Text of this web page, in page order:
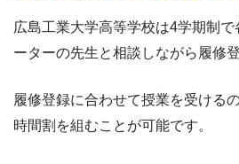
広島工業大学高等学校は4学期制で
ーターの先生と相談しながら履修
履修登録に合わせて授業を受ける
時間割を組むことが可能です。